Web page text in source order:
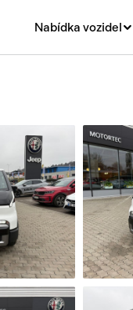
Nabídka vozidel
Nákladní
Obytná
Motorky
Přívěsy a návěsy
Autobusy
Pracovní stroje